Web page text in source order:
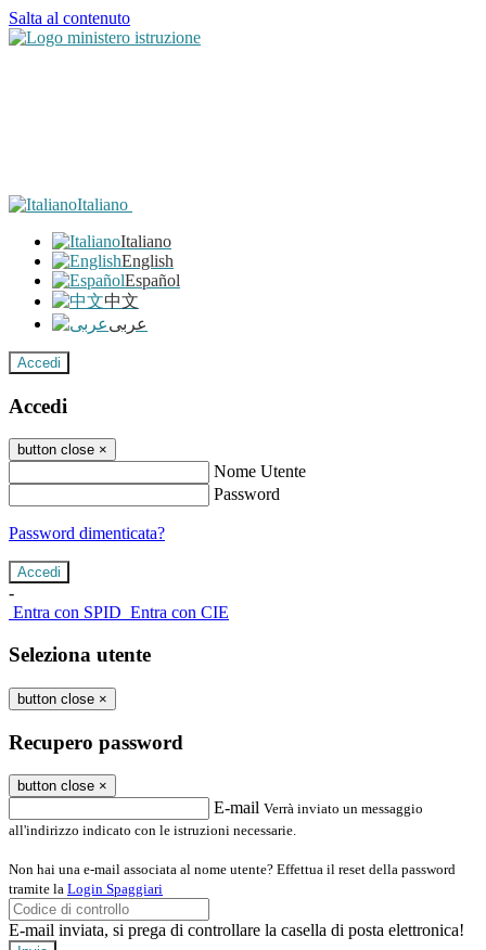
Salta al contenuto
Italiano
Italiano
English
Español
中文
عربى
Accedi
Accedi
button close ×
Nome Utente
Password
Password dimenticata?
-
Entra con SPID Entra con CIE
Seleziona utente
button close ×
Recupero password
button close ×
E-mail Verrà inviato un messaggio
all'indirizzo indicato con le istruzioni necessarie.
Non hai una e-mail associata al nome utente? Effettua il reset della password
tramite la Login Spaggiari
E-mail inviata, si prega di controllare la casella di posta elettronica!